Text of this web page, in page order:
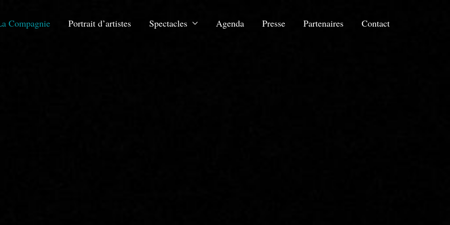
Compagnie Portrait d’artistes Spectacles Agenda Presse Partenaires Contact